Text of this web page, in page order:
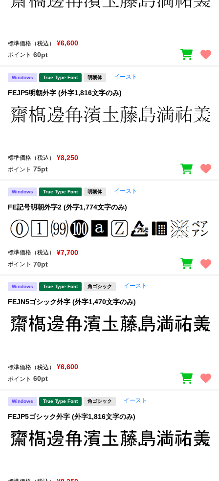
標準価格（税込） ¥6,600
ポイント 60pt
Windows True Type Font 明朝体 イースト
FEJP5明朝外字 (外字1,816文字のみ)
標準価格（税込） ¥8,250
ポイント 75pt
Windows True Type Font 明朝体 イースト
FE記号明朝外字2 (外字1,774文字のみ)
標準価格（税込） ¥7,700
ポイント 70pt
Windows True Type Font 角ゴシック イースト
FEJN5ゴシック外字 (外字1,470文字のみ)
標準価格（税込） ¥6,600
ポイント 60pt
Windows True Type Font 角ゴシック イースト
FEJP5ゴシック外字 (外字1,816文字のみ)